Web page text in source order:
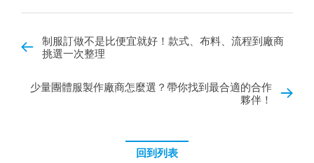
制服訂做不是比便宜就好！款式、布料、流程到廠商
挑選一次整理
少量團體服製作廠商怎麼選？帶你找到最合適的合作
夥伴！
回到列表